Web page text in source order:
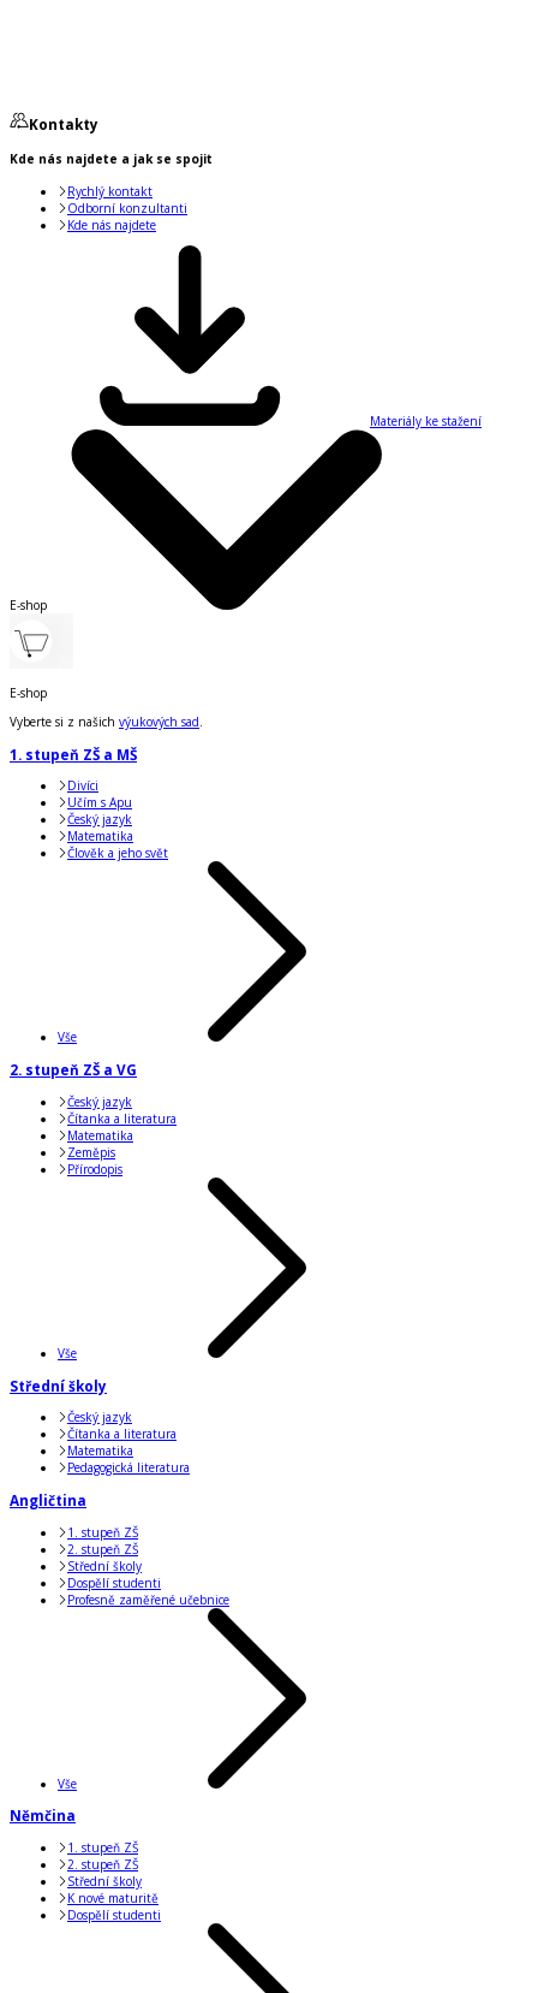
Kontakty
Kde nás najdete a jak se spojit
Rychlý kontakt
Odborní konzultanti
Kde nás najdete
Materiály ke stažení
E-shop
E-shop
Vyberte si z našich výukových sad.
1. stupeň ZŠ a MŠ
Divíci
Učím s Apu
Český jazyk
Matematika
Člověk a jeho svět
Vše
2. stupeň ZŠ a VG
Český jazyk
Čítanka a literatura
Matematika
Zeměpis
Přírodopis
Vše
Střední školy
Český jazyk
Čítanka a literatura
Matematika
Pedagogická literatura
Angličtina
1. stupeň ZŠ
2. stupeň ZŠ
Střední školy
Dospělí studenti
Profesně zaměřené učebnice
Vše
Němčina
1. stupeň ZŠ
2. stupeň ZŠ
Střední školy
K nové maturitě
Dospělí studenti